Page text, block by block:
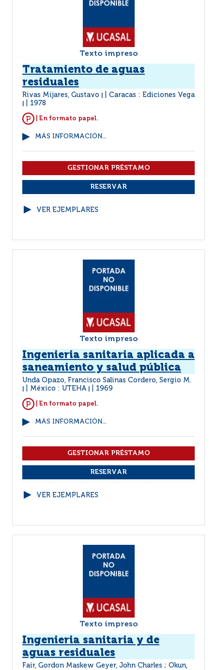
Texto impreso
Tratamiento de aguas
residuales
Rivas Mijares, Gustavo Caracas : Ediciones Vega
1978
| En formato papel.
MÁS INFORMACIÓN...
VER EJEMPLARES
Texto impreso
Ingenieria sanitaria aplicada a
saneamiento y salud pública
Unda Opazo, Francisco Salinas Cordero, Sergio M.
México : UTEHA 1969
| En formato papel.
MÁS INFORMACIÓN...
VER EJEMPLARES
Texto impreso
Ingenieria sanitaria y de
aguas residuales
Fair, Gordon Maskew Geyer, John Charles ; Okun,